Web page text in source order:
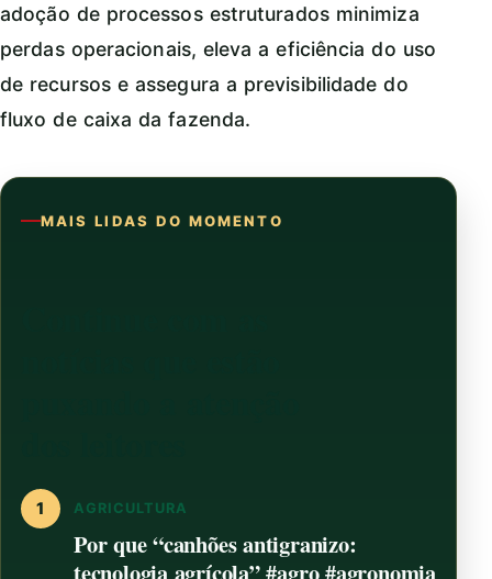
adoção de processos estruturados minimiza
perdas operacionais, eleva a eficiência do uso
de recursos e assegura a previsibilidade do
fluxo de caixa da fazenda.
MAIS LIDAS DO MOMENTO
1 AGRICULTURA
Por que “canhões antigranizo: